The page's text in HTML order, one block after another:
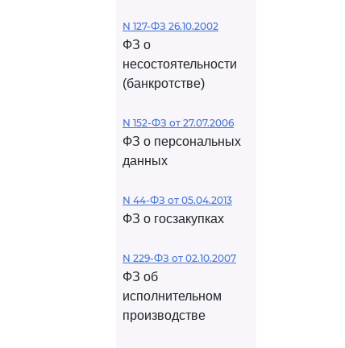
N 127-ФЗ 26.10.2002
ФЗ о
несостоятельности
(банкротстве)
N 152-ФЗ от 27.07.2006
ФЗ о персональных
данных
N 44-ФЗ от 05.04.2013
ФЗ о госзакупках
N 229-ФЗ от 02.10.2007
ФЗ об
исполнительном
производстве